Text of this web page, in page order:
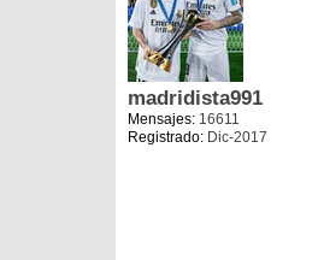
madridista991
Mensajes: 16611
Registrado: Dic-2017